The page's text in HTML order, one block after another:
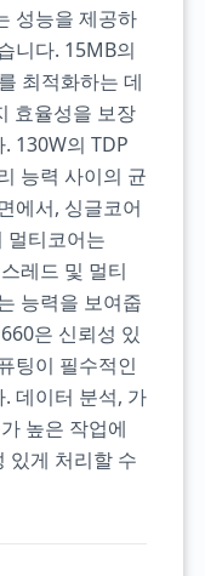
성능을 제공하
니다. 15MB의
최적화하는 데
효율성을 보장
130W의 TDP
능력 사이의 균
에서, 싱글코어
멀티코어는
레드 및 멀티
능력을 보여줍
은 신뢰성 있
팅이 필수적인
데이터 분석, 가
높은 작업에
있게 처리할 수